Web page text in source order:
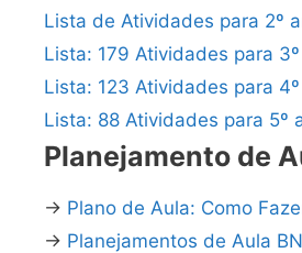
Lista de Atividades para 2º
Lista: 179 Atividades para
Lista: 123 Atividades para
Lista: 88 Atividades para 5º
Planejamento de
→ Plano de Aula: Como
→ Planejamentos de Aula